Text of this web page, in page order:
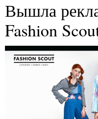
Вышла
Fashion